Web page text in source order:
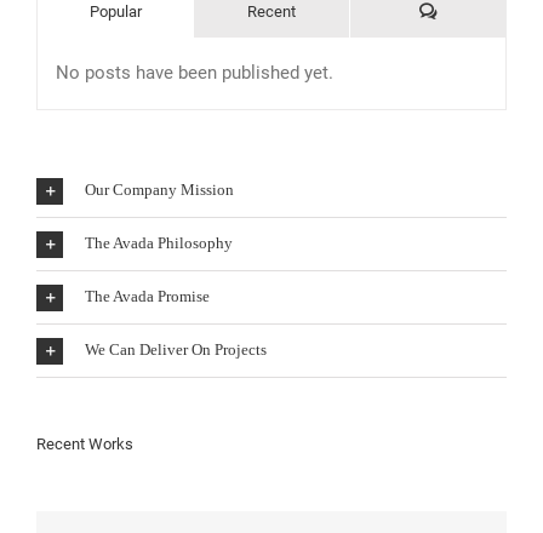
Popular Recent Comments
No posts have been published yet.
Our Company Mission
The Avada Philosophy
The Avada Promise
We Can Deliver On Projects
Recent Works